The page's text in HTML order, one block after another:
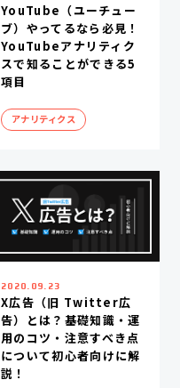
YouTube（ユーチュー
ブ）やってるなら必見！
YouTubeアナリティク
スで知ることができる5
項目
アナリティクス
2020.09.23
X広告（旧 Twitter広
告）とは？基礎知識・運
用のコツ・注意すべき点
について初心者向けに解
説！